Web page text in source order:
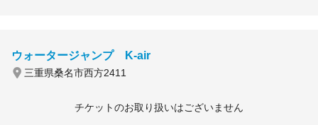
ウォータージャンプ K-air
三重県桑名市西方2411
チケットのお取り扱いはございません